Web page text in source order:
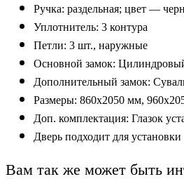
Ручка: раздельная; цвет —
Уплотнитель: 3 контура
Петли: 3 шт., наружные
Основной замок:
Дополнительный замок:
Размеры: 860х2050 мм,
Доп. комплектация: Глазок
Дверь подходит для
Вам так же может быть